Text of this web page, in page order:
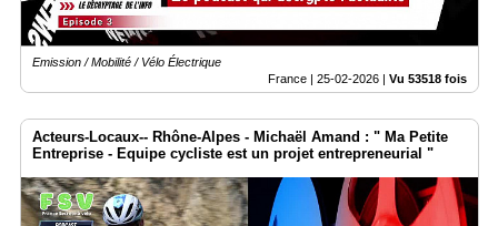
Emission / Mobilité / Vélo Électrique
France | 25-02-2026 | Vu 53518 fois
Acteurs-Locaux-- Rhône-Alpes - Michaël Amand : " Ma Petite
Entreprise - Equipe cycliste est un projet entrepreneurial "